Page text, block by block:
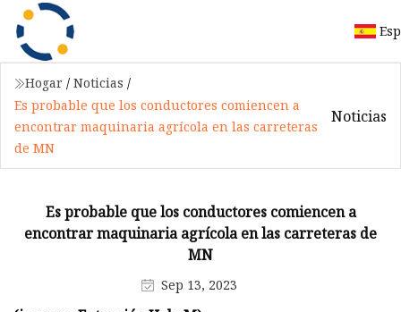
Hogar / Noticias /
Es probable que los conductores comiencen a
encontrar maquinaria agrícola en las carreteras
de MN
Noticias
Es probable que los conductores comiencen a
encontrar maquinaria agrícola en las carreteras de
MN
Sep 13, 2023